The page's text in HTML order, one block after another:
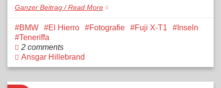
Ganzer Beitrag / Read More
BMW El Hierro Fotografie Fuji X-T1
Inseln
Teneriffa
2 comments
Ansgar Hillebrand